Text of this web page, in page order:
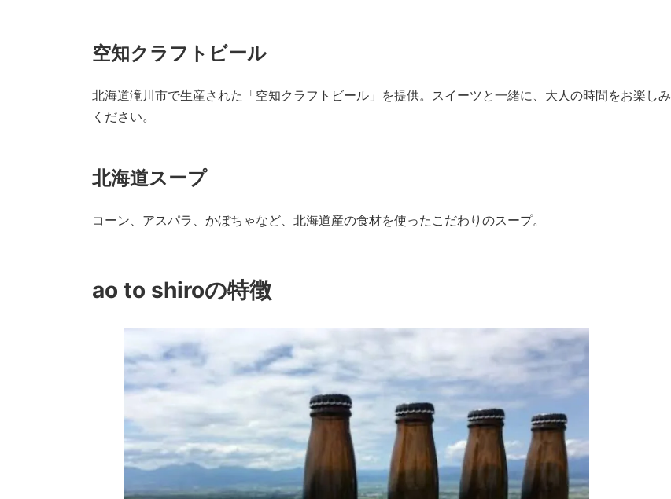
空知クラフトビール
北海道滝川市で生産された「空知クラフトビール」を提供。スイーツと一緒に、大人の時間をお楽しみ
ください。
北海道スープ
コーン、アスパラ、かぼちゃなど、北海道産の食材を使ったこだわりのスープ。
ao to shiroの特徴